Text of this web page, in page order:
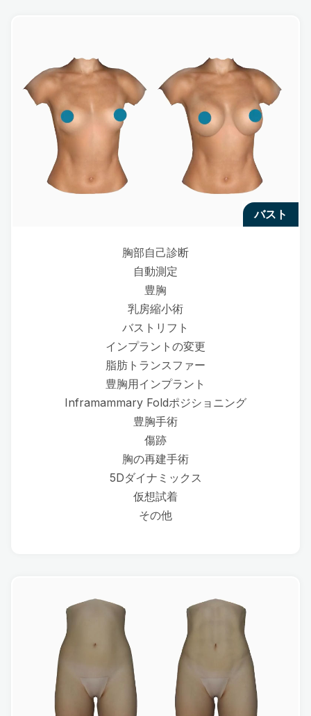
バスト
胸部自己診断
自動測定
豊胸
乳房縮小術
バストリフト
インプラントの変更
脂肪トランスファー
豊胸用インプラント
Inframammary Foldポジショニング
豊胸手術
傷跡
胸の再建手術
5Dダイナミックス
仮想試着
その他